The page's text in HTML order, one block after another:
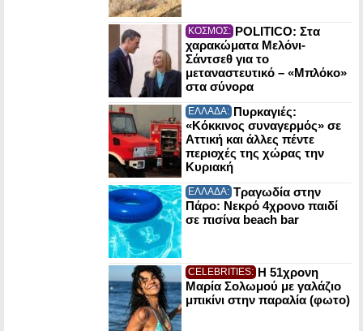
ΚΟΣΜΟΣ: POLITICO: Στα
χαρακώματα Μελόνι-
Σάντσεθ για το
μεταναστευτικό – «Μπλόκο»
στα σύνορα
ΕΛΛΑΔΑ: Πυρκαγιές:
«Κόκκινος συναγερμός» σε
Αττική και άλλες πέντε
περιοχές της χώρας την
Κυριακή
ΕΛΛΑΔΑ: Τραγωδία στην
Πάρο: Νεκρό 4χρονο παιδί
σε πισίνα beach bar
CELEBRITIES: Η 51χρονη
Μαρία Σολωμού με γαλάζιο
μπικίνι στην παραλία (φωτο)